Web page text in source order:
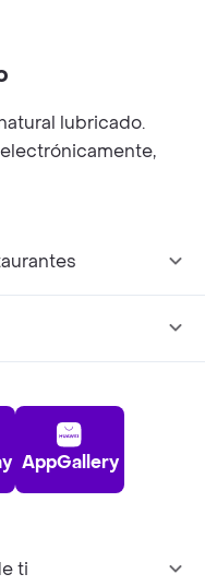
lubricado.
AppGallery
ti